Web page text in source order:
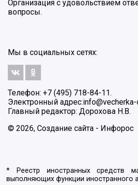
Организация с удовольствием
вопросы.
Мы в социальных сетях:
Телефон: +7 (495) 718-84-11.
Электронный адрес:
Главный редактор: Дорохова Н.В.
© 2026, Создание сайта - Инфорос
* Реестр иностранных средств
выполняющих функции иностранного